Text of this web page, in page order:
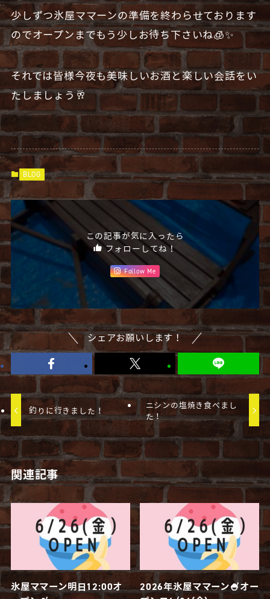
少しずつ氷屋ママーンの準備を終わらせております
のでオープンまでもう少しお待ち下さいね🧊✨
それでは皆様今夜も美味しいお酒と楽しい会話をい
たしましょう🥂
BLOG
この記事が気に入ったら
フォローしてね！
Follow Me
シェアお願いします！
釣りに行きました！
ニシンの塩焼き食べまし
た！
関連記事
氷屋ママーン明日12:00オ
2026年氷屋ママーン🍧オー